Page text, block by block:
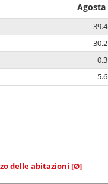
Agosta
39.4
30.2
0.3
5.6
delle abitazioni [Ø]